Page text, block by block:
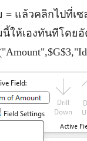
แล้วคลิกไปที่เซ
นี้ให้เองทันทีโดย